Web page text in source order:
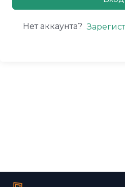
Нет аккаунта?